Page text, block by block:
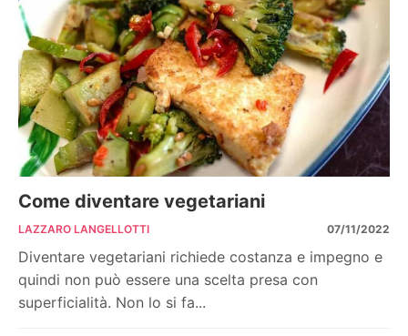
Come diventare vegetariani
LAZZARO LANGELLOTTI 07/11/2022
Diventare vegetariani richiede costanza e impegno e
quindi non può essere una scelta presa con
superficialità. Non lo si fa...